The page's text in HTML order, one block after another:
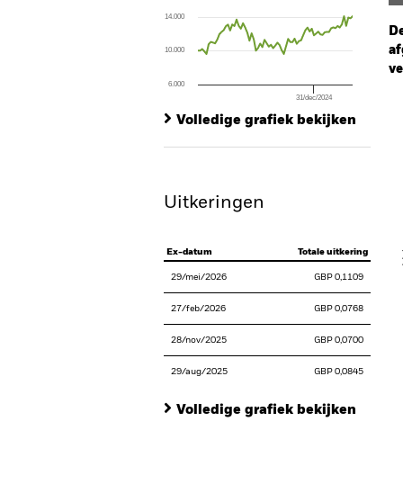
The chart has 1 X axis displaying Time.
The chart has 1 Y axis displaying values.
31/dec/2024
6.000
10.000
14.000
Volledige grafiek bekijken
Uitkeringen
Ex-datum Totale uitkering
29/mei/2026 GBP 0,1109
27/feb/2026 GBP 0,0768
28/nov/2025 GBP 0,0700
29/aug/2025 GBP 0,0845
Volledige grafiek bekijken